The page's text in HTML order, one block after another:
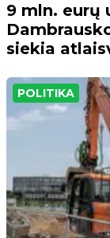
9 mln. eurų
siekia
POLITIKA